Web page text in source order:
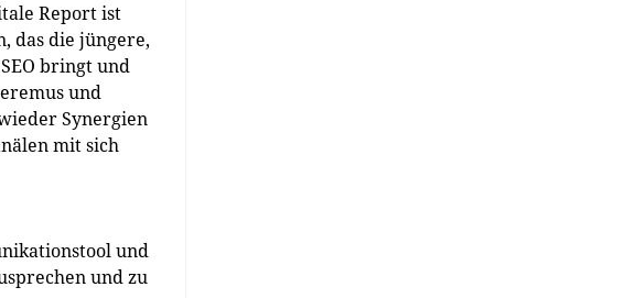
Report ist
das die jüngere,
bringt und
und
Synergien
mit sich
und
und zu